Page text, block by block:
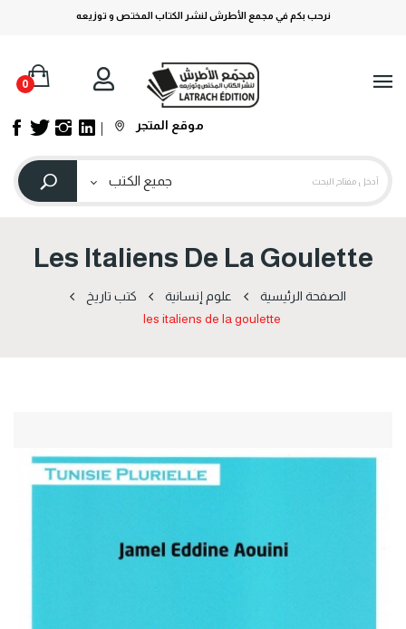
نرحب بكم في مجمع الأطرش لنشر الكتاب المختص و توزيعه
0
موقع المتجر
Les Italiens De La Goulette
الصفحة الرئيسية علوم إنسانية
كتب تاريخ
les italiens de la goulette